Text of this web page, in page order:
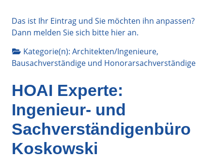
Das ist Ihr Eintrag und Sie möchten ihn anpassen?
Dann melden Sie sich bitte hieran.
Kategorie(n): Architekten/Ingenieure,
Bausachverständige und Honorarsachverständige
HOAI Experte:
Ingenieur- und
Sachverständigenbüro
Koskowski